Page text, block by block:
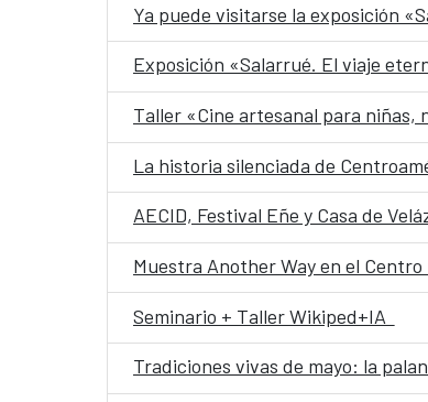
Ya puede visitarse la exposición
Exposición «Salarrué. El viaje
Taller «Cine artesanal para niñas,
La historia silenciada de
AECID, Festival Eñe y Casa de
Muestra Another Way en el
Seminario + Taller Wikiped+IA
Tradiciones vivas de mayo: la